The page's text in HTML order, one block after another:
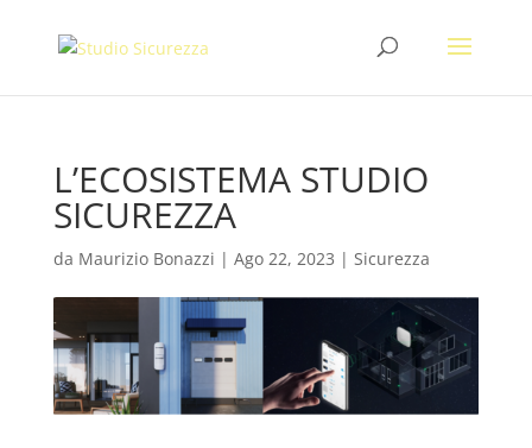
L’ECOSISTEMA STUDIO
SICUREZZA
da Maurizio Bonazzi | Ago 22, 2023 | Sicurezza